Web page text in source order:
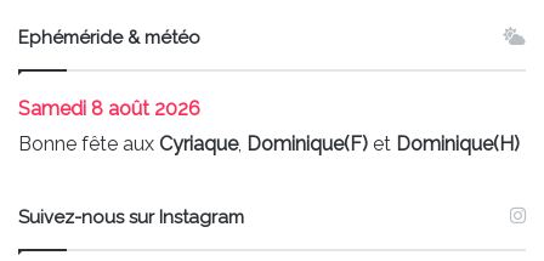
Ephéméride & météo
Samedi 8 août 2026
Bonne fête aux Cyriaque, Dominique(F) et Dominique(H)
Suivez-nous sur Instagram